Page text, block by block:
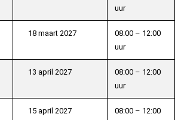
uur
18 maart 2027
08:00 – 12:00
uur
13 april 2027
08:00 – 12:00
uur
15 april 2027
08:00 – 12:00